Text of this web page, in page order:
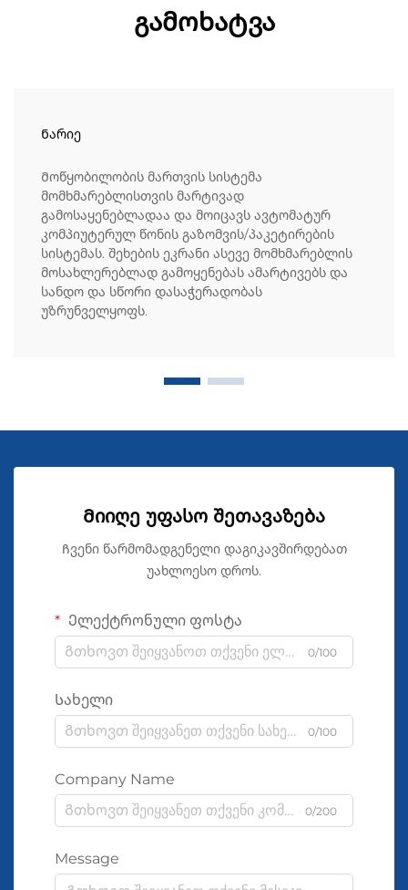
გამოხატვა
Ნარიე
Მოწყობილობის მართვის სისტემა
მომხმარებლისთვის მარტივად
გამოსაყენებლადაა და მოიცავს ავტომატურ
კომპიუტერულ წონის გაზომვის/პაკეტირების
სისტემას. შეხების ეკრანი ასევე მომხმარებლის
მოსახლერებლად გამოყენებას ამარტივებს და
სანდო და სწორი დასაჭერადობას
უზრუნველყოფს.
Მიიღე უფასო შეთავაზება
Ჩვენი წარმომადგენელი დაგიკავშირდებათ
უახლოესო დროს.
Ელექტრონული ფოსტა
0/100
Სახელი
0/100
Company Name
0/200
Message